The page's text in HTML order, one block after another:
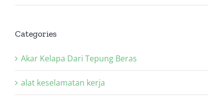
Categories
Akar Kelapa Dari Tepung Beras
alat keselamatan kerja